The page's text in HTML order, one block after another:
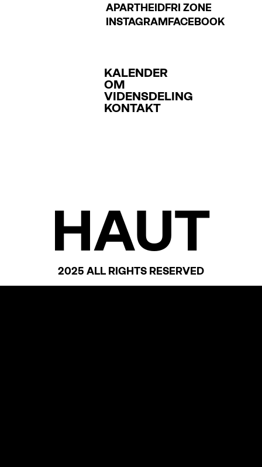
KALENDER
OM
VIDENSDELING
KONTAKT
APARTHEIDFRI ZONE
INSTAGRAMFACEBOOK
HAUT
2025 ALL RIGHTS RESERVED